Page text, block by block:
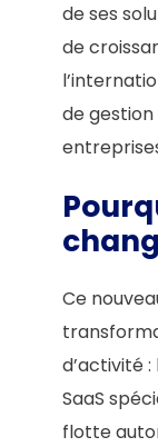
de ses
de
de gestion
Ce
d’activité
SaaS
flotte